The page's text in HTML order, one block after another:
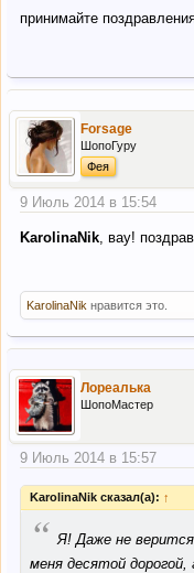
принимайте
Forsage
ШопоГуру
Фея
9 Июль 2014 в 15:54
KarolinaNik, вау!
KarolinaNik нравится это.
Лореалька
ШопоМастер
9 Июль 2014 в 15:57
KarolinaNik сказал(а): ↑
“ Я! Даже не
меня десятой дорогой,